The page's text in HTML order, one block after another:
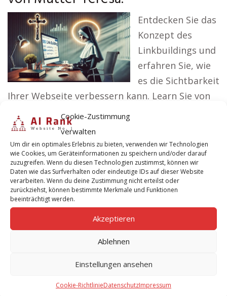
Cookie-Zustimmung
verwalten
Um dir ein optimales Erlebnis zu bieten, verwenden wir Technologien
wie Cookies, um Geräteinformationen zu speichern und/oder darauf
zuzugreifen. Wenn du diesen Technologien zustimmst, können wir
Daten wie das Surfverhalten oder eindeutige IDs auf dieser Website
verarbeiten. Wenn du deine Zustimmung nicht erteilst oder
zurückziehst, können bestimmte Merkmale und Funktionen
beeinträchtigt werden.
Akzeptieren
Ablehnen
Einstellungen ansehen
Cookie-RichtlinieDatenschutzImpressum
Entdecken Sie das
Konzept des
Linkbuildings und
erfahren Sie, wie
es die Sichtbarkeit
Ihrer Webseite verbessern kann. Learn Sie von
den Prinzipien von Mutter Teresa und deren
Anwendung im digitalen Raum, um qualitativ
hochwertige Backlinks zu generieren. Unsere
Praxisbeispiele veranschaulichen, wie
Authentizität, Empathie und Gemeinschaft
beim Linkbuilding helfen, nachhaltige Erfolge zu
erzielen. Erhalten Sie praktische…
Linkbuilding für Unternehmer im
ist entscheidend